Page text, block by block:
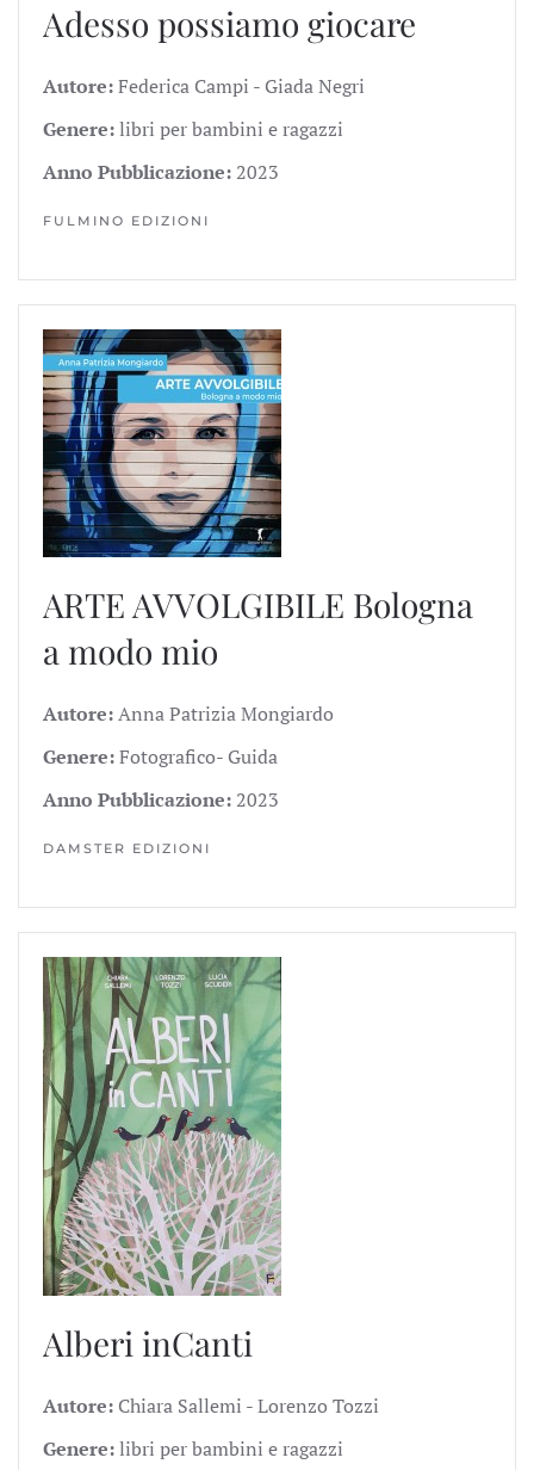
Adesso possiamo giocare
Autore:Federica Campi - Giada Negri
Genere:libri per bambini e ragazzi
Anno Pubblicazione: 2023
FULMINO EDIZIONI
ARTE AVVOLGIBILE Bologna
a modo mio
Autore:Anna Patrizia Mongiardo
Genere:Fotografico- Guida
Anno Pubblicazione: 2023
DAMSTER EDIZIONI
Alberi inCanti
Autore: Chiara Sallemi - Lorenzo Tozzi
Genere:libri per bambini e ragazzi